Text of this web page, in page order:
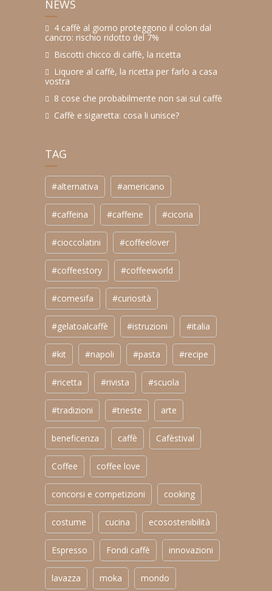
NEWS
4 caffè al giorno proteggono il colon dal
cancro: rischio ridotto del 7%
Biscotti chicco di caffè, la ricetta
Liquore al caffè, la ricetta per farlo a casa
vostra
8 cose che probabilmente non sai sul caffè
Caffè e sigaretta: cosa li unisce?
TAG
#alternativa #americano
#caffeina #caffeine #cicoria
#cioccolatini #coffeelover
#coffeestory #coffeeworld
#comesifa #curiosità
#gelatoalcaffè #istruzioni #italia
#kit #napoli #pasta #recipe
#ricetta #rivista #scuola
#tradizioni #trieste arte
beneficenza caffè Cafèstival
Coffee coffee love
concorsi e competizioni cooking
costume cucina ecosostenibilità
Espresso Fondi caffè innovazioni
lavazza moka mondo